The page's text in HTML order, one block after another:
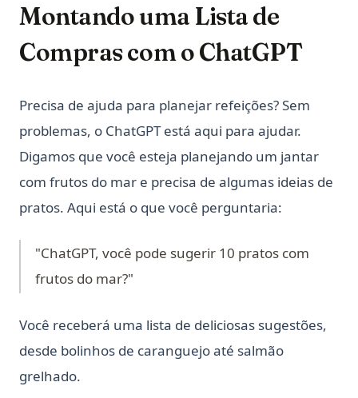
Montando uma Lista de
Compras com o ChatGPT
Precisa de ajuda para planejar refeições? Sem
problemas, o ChatGPT está aqui para ajudar.
Digamos que você esteja planejando um jantar
com frutos do mar e precisa de algumas ideias de
pratos. Aqui está o que você perguntaria:
"ChatGPT, você pode sugerir 10 pratos com
frutos do mar?"
Você receberá uma lista de deliciosas sugestões,
desde bolinhos de caranguejo até salmão
grelhado.